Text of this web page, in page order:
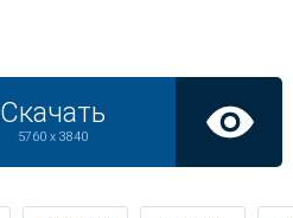
Скачать
5760 x 3840